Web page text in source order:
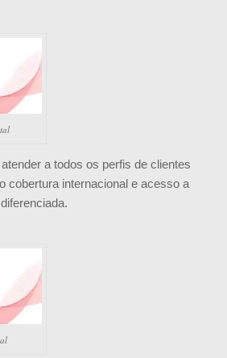
a todos os perfis de clientes
cobertura internacional e acesso a